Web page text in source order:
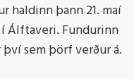
haldinn þann 21. maí
Álftaveri. Fundurinn
sem þörf verður á.